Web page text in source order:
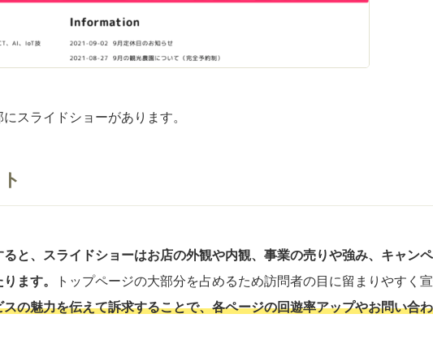
スライドショーがあります。
と、スライドショーはお店の外観や内観、事業の売りや強み、キャン
ます。
トップページの大部分を占めるため訪問者の目に留まりやすく
の魅力を伝えて訴求することで、各ページの回遊率アップやお問い合